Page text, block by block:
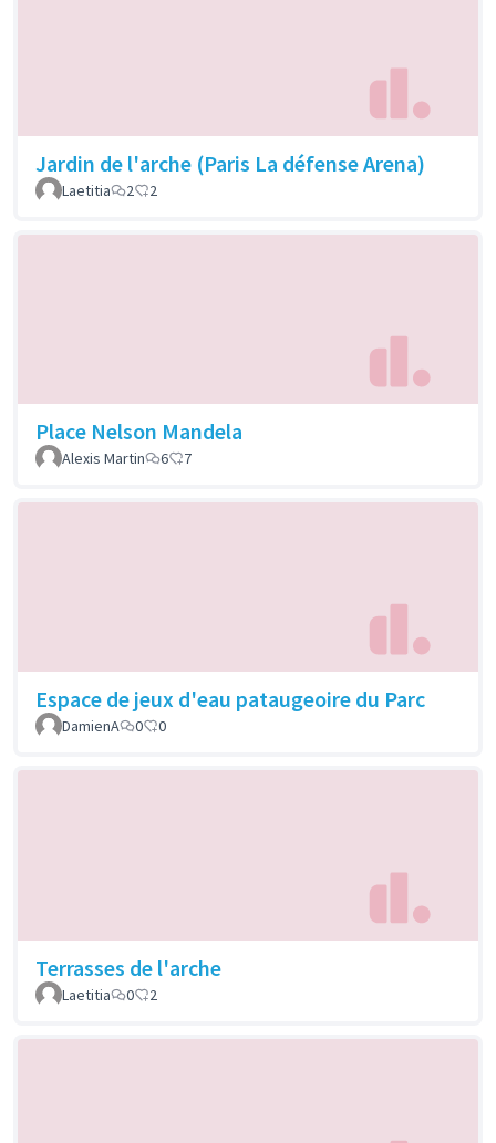
Jardin de l'arche (Paris La défense Arena)
Laetitia 2 2
Place Nelson Mandela
Alexis Martin 6 7
Espace de jeux d'eau pataugeoire du Parc
DamienA 0 0
Terrasses de l'arche
Laetitia 0 2